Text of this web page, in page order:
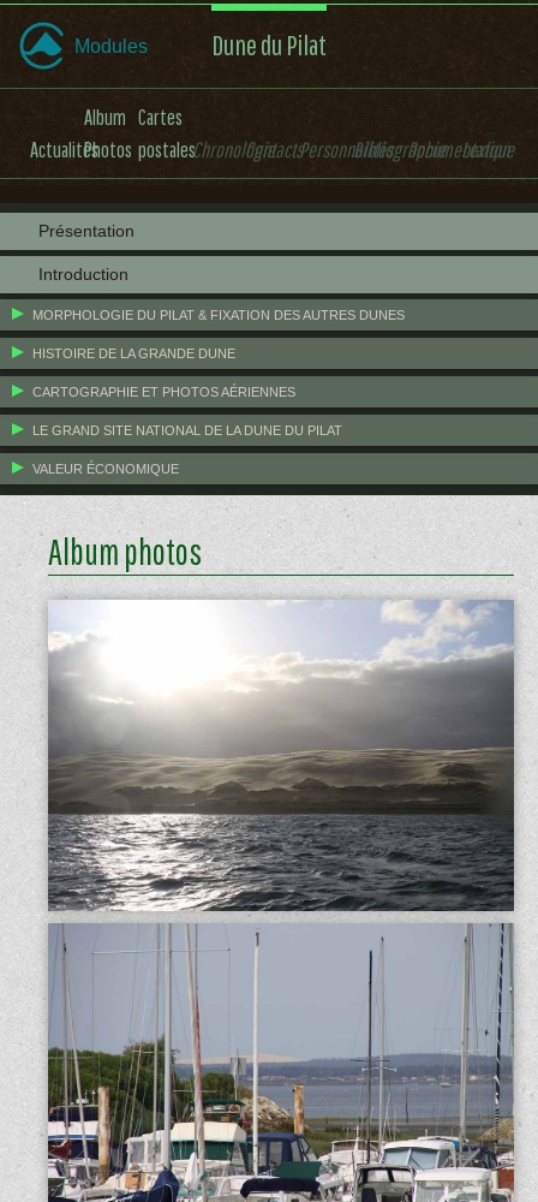
Modules Dune du Pilat
Actualités
Album
Photos
Cartes
postalesChronologieContactsPersonnalitésBibliographieDocumentation
Lexique
Présentation
Introduction
MORPHOLOGIE DU PILAT & FIXATION DES AUTRES DUNES
HISTOIRE DE LA GRANDE DUNE
CARTOGRAPHIE ET PHOTOS AÉRIENNES
LE GRAND SITE NATIONAL DE LA DUNE DU PILAT
VALEUR ÉCONOMIQUE
Album photos